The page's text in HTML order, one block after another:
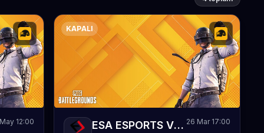
12:00
KAPALI
ESA ESPORTS VESTEL PUBG Turnuvası 26 Mar 17:00